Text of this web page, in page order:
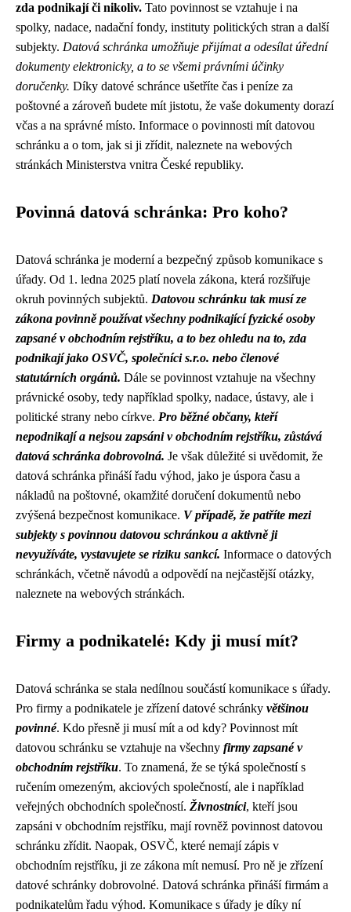
zda podnikají či nikoliv. Tato povinnost se vztahuje i na
spolky, nadace, nadační fondy, instituty politických stran a další
subjekty. Datová schránka umožňuje přijímat a odesílat úřední
dokumenty elektronicky, a to se všemi právními účinky
doručenky. Díky datové schránce ušetříte čas i peníze za
poštovné a zároveň budete mít jistotu, že vaše dokumenty dorazí
včas a na správné místo. Informace o povinnosti mít datovou
schránku a o tom, jak si ji zřídit, naleznete na webových
stránkách Ministerstva vnitra České republiky.
Povinná datová schránka: Pro koho?
Datová schránka je moderní a bezpečný způsob komunikace s
úřady. Od 1. ledna 2025 platí novela zákona, která rozšiřuje
okruh povinných subjektů. Datovou schránku tak musí ze
zákona povinně používat všechny podnikající fyzické osoby
zapsané v obchodním rejstříku, a to bez ohledu na to, zda
podnikají jako OSVČ, společníci s.r.o. nebo členové
statutárních orgánů. Dále se povinnost vztahuje na všechny
právnické osoby, tedy například spolky, nadace, ústavy, ale i
politické strany nebo církve. Pro běžné občany, kteří
nepodnikají a nejsou zapsáni v obchodním rejstříku, zůstává
datová schránka dobrovolná. Je však důležité si uvědomit, že
datová schránka přináší řadu výhod, jako je úspora času a
nákladů na poštovné, okamžité doručení dokumentů nebo
zvýšená bezpečnost komunikace. V případě, že patříte mezi
subjekty s povinnou datovou schránkou a aktivně ji
nevyužíváte, vystavujete se riziku sankcí. Informace o datových
schránkách, včetně návodů a odpovědí na nejčastější otázky,
naleznete na webových stránkách.
Firmy a podnikatelé: Kdy ji musí mít?
Datová schránka se stala nedílnou součástí komunikace s úřady.
Pro firmy a podnikatele je zřízení datové schránky většinou
povinné. Kdo přesně ji musí mít a od kdy? Povinnost mít
datovou schránku se vztahuje na všechny firmy zapsané v
obchodním rejstříku. To znamená, že se týká společností s
ručením omezeným, akciových společností, ale i například
veřejných obchodních společností. Živnostníci, kteří jsou
zapsáni v obchodním rejstříku, mají rovněž povinnost datovou
schránku zřídit. Naopak, OSVČ, které nemají zápis v
obchodním rejstříku, ji ze zákona mít nemusí. Pro ně je zřízení
datové schránky dobrovolné. Datová schránka přináší firmám a
podnikatelům řadu výhod. Komunikace s úřady je díky ní